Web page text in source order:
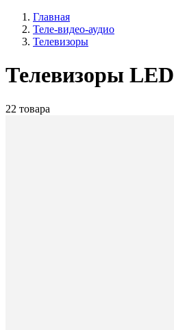
Главная
Теле-видео-аудио
Телевизоры
Телевизоры LED
22 товара